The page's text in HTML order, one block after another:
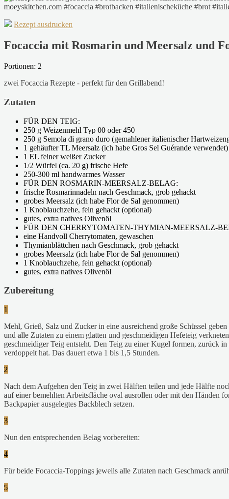
Rezept ausdrucken
Focaccia mit Rosmarin und Meersalz und
Portionen: 2
zwei Focaccia Rezepte - perfekt für den Grillabend!
Zutaten
FÜR DEN TEIG:
250 g Weizenmehl Typ 00 oder 450
250 g Semola di grano duro (gemahlener italienischer
1 gehäufter TL Meersalz (ich habe Gros Sel Guérande verwendet)
1 EL feiner weißer Zucker
1/2 Würfel (ca. 20 g) frische Hefe
250-300 ml handwarmes Wasser
FÜR DEN ROSMARIN-MEERSALZ-BELAG:
frische Rosmarinnadeln nach Geschmack, grob gehackt
grobes Meersalz (ich habe Flor de Sal genommen)
1 Knoblauchzehe, fein gehackt (optional)
gutes, extra natives Olivenöl
FÜR DEN CHERRYTOMATEN-THYMIAN-MEERSALZ-
eine Handvoll Cherrytomaten, gewaschen
Thymianblättchen nach Geschmack, grob gehackt
grobes Meersalz (ich habe Flor de Sal genommen)
1 Knoblauchzehe, fein gehackt (optional)
gutes, extra natives Olivenöl
Zubereitung
1
Mehl, Grieß, Salz und Zucker in eine ausreichend große Schüssel
und alle Zutaten zu einem glatten und geschmeidigen Hefeteig
geschmeidiger Teig entsteht. Den Teig zu einer Kugel formen, zurück
verdoppelt hat. Das dauert etwa 1 bis 1,5 Stunden.
2
Nach dem Aufgehen den Teig in zwei Hälften teilen und jede Hälfte
auf einer bemehlten Arbeitsfläche oval ausrollen oder mit den Händen
Backpapier ausgelegtes Backblech setzen.
3
Nun den entsprechenden Belag vorbereiten:
4
Für beide Focaccia-Toppings jeweils alle Zutaten nach Geschmack
5